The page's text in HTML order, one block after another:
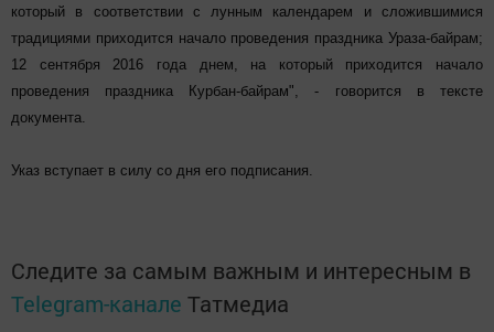
который в соответствии с лунным календарем и сложившимися
традициями приходится начало проведения праздника Ураза-байрам;
12 сентября 2016 года днем, на который приходится начало
проведения праздника Курбан-байрам", - говорится в тексте
документа.
Указ вступает в силу со дня его подписания.
Следите за самым важным и интересным в
Telegram-канале Татмедиа